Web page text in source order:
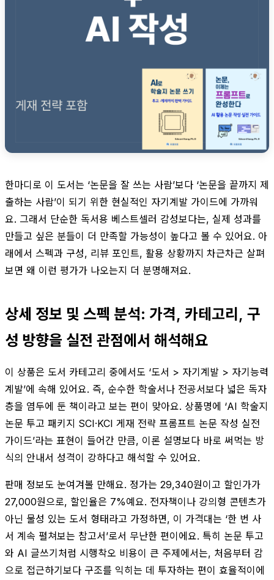
한마디로 이 도서는 ‘논문을 잘 쓰는 사람’보다 ‘논문을 끝까지 제
출하는 사람’이 되기 위한 현실적인 자기계발 가이드에 가까워
요. 그래서 단순한 독서용 베스트셀러 감성보다는, 실제 성과를
만들고 싶은 분들이 더 만족할 가능성이 높다고 볼 수 있어요. 아
래에서 스펙과 구성, 리뷰 포인트, 활용 상황까지 차근차근 살펴
보면 왜 이런 평가가 나오는지 더 분명해져요.
상세 정보 및 스펙 분석: 가격, 카테고리, 구
성 방향을 실전 관점에서 해석해요
이 상품은 도서 카테고리 중에서도 ‘도서 > 자기계발 > 자기능력
계발’에 속해 있어요. 즉, 순수한 학술서나 전공서보다 넓은 독자
층을 염두에 둔 책이라고 보는 편이 맞아요. 상품명에 ‘AI 학술지
논문 투고 패키지 SCI·KCI 게재 전략 프롬프트 논문 작성 실전
가이드’라는 표현이 들어간 만큼, 이론 설명보다 바로 써먹는 방
식의 안내서 성격이 강하다고 해석할 수 있어요.
판매 정보도 눈여겨볼 만해요. 정가는 29,340원이고 할인가가
27,000원으로, 할인율은 7%예요. 전자책이나 강의형 콘텐츠가
아닌 물성 있는 도서 형태라고 가정하면, 이 가격대는 ‘한 번 사
서 계속 펼쳐보는 참고서’로서 무난한 편이에요. 특히 논문 투고
와 AI 글쓰기처럼 시행착오 비용이 큰 주제에서는, 처음부터 감
으로 접근하기보다 구조를 익히는 데 투자하는 편이 효율적이에